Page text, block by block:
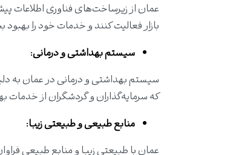
عمان از زیرساخت‌های فناوری اطلاعات
بازار فعالیت کنند و خدمات خود را
سیستم بهداشتی و درمانی:
سیستم بهداشتی و درمانی در عمان به
که سرمایه‌گذاران و گردشگران از خدمات
منابع طبیعی و طبیعتی زیبا:
عمان با طبیعتی زیبا و منابع طبیعی